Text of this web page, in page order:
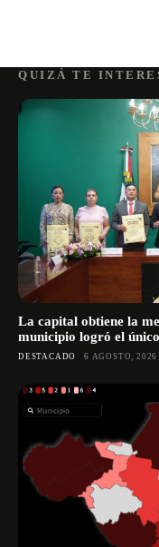
QUIZÁ TE
La capital obtiene la
municipio logró el
DESTACADO 6 AGOSTO, 2026